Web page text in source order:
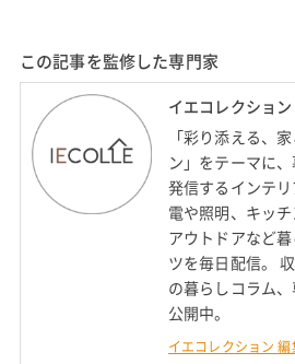
この記事を監修した専門家
イエコレクショ
「彩り添える、
ン」をテーマに
発信するインテ
電や照明、キッ
アウトドアなど
ツを毎日配信。
の暮らしコラム
公開中。
イエコレクション